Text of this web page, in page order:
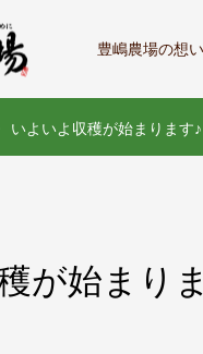
豊嶋農場の想い
いよいよ収穫が始まります♪
が始まり